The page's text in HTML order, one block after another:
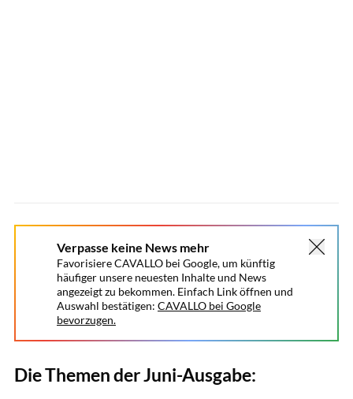
Verpasse keine News mehr
Favorisiere CAVALLO bei Google, um künftig
häufiger unsere neuesten Inhalte und News
angezeigt zu bekommen. Einfach Link öffnen und
Auswahl bestätigen: CAVALLO bei Google
bevorzugen.
Die Themen der Juni-Ausgabe: